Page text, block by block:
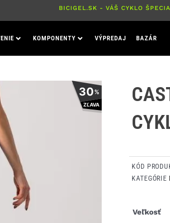
BICIGEL.SK - VÁŠ CYKLO
KOMPONENTY VÝPREDAJ BAZÁR
30%
ZĽAVA
KÓD
KATEGÓRIE
Veľkosť
množstvo